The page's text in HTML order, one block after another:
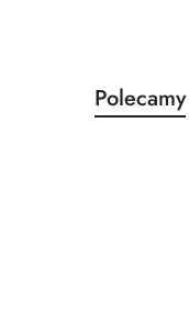
Pomiń karuzelę
Produkty
o
Polecamy